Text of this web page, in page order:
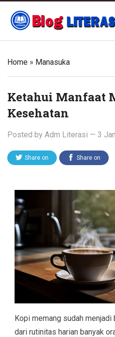
Home » Manasuka
Ketahui Manfaat
Kesehatan
Posted by Adm Literasi — 3
Share on Share on
Kopi memang sudah
dari rutinitas harian banyak